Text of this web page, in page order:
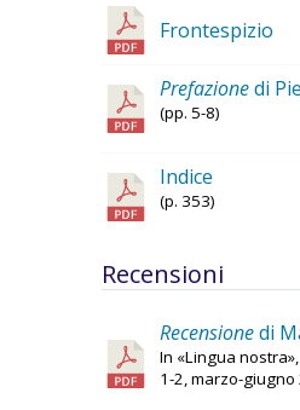
Frontespizio
Prefazionedi
(pp. 5-8)
Indice
(p. 353)
Recensioni
Recensionedi
In «Lingua
1-2, marzo-giugno